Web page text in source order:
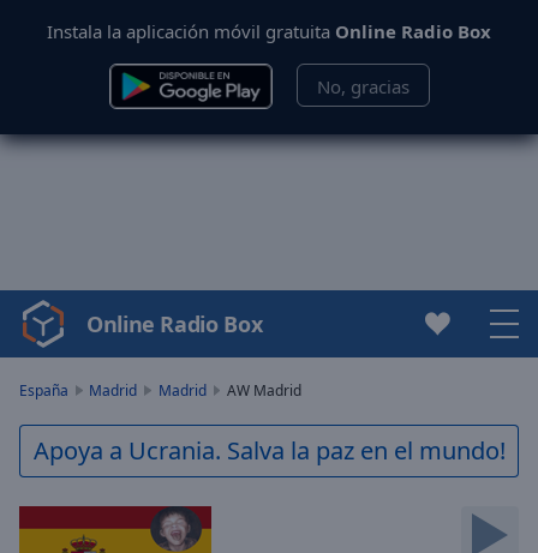
Instala la aplicación móvil gratuita Online Radio Box
No, gracias
Video
Player
Play
Video
Backward
Online Radio Box
España Madrid Madrid AW Madrid
Apoya a Ucrania. Salva la paz en el mundo!